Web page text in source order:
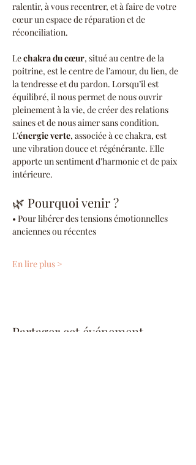
ralentir, à vous recentrer, et à faire de votre
cœur un espace de réparation et de
réconciliation.
Le chakra du cœur, situé au centre de la
poitrine, est le centre de l’amour, du lien, de
la tendresse et du pardon. Lorsqu’il est
équilibré, il nous permet de nous ouvrir
pleinement à la vie, de créer des relations
saines et de nous aimer sans condition.
L’énergie verte, associée à ce chakra, est
une vibration douce et régénérante. Elle
apporte un sentiment d’harmonie et de paix
intérieure.
🌿 Pourquoi venir ?
• Pour libérer des tensions émotionnelles
anciennes ou récentes
En lire plus >
Partager cet événement